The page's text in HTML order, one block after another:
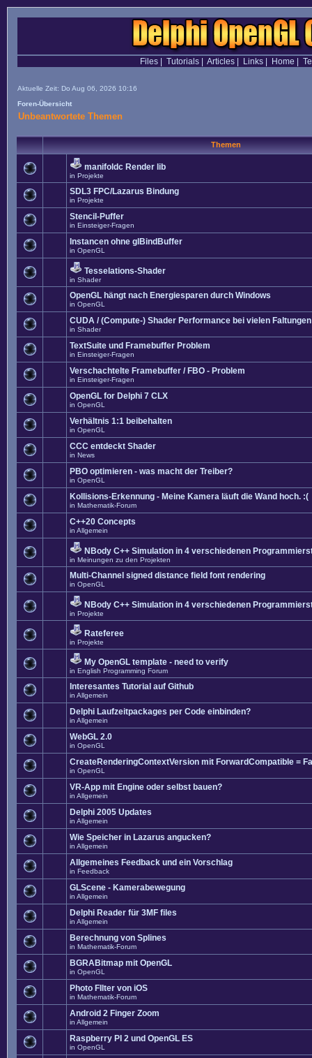
Files| Tutorials| Articles| Links| Home
Aktuelle Zeit: Do Aug 06, 2026 10:16
Foren-Übersicht
Unbeantwortete Themen
Themen
manifoldc Render lib
in Projekte
SDL3 FPC/Lazarus Bindung
in Projekte
Stencil-Puffer
in Einsteiger-Fragen
Instancen ohne glBindBuffer
in OpenGL
Tesselations-Shader
in Shader
OpenGL hängt nach Energiesparen durch Windows
in OpenGL
CUDA / (Compute-) Shader Performance bei vielen Faltungen
in Shader
TextSuite und Framebuffer Problem
in Einsteiger-Fragen
Verschachtelte Framebuffer / FBO - Problem
in Einsteiger-Fragen
OpenGL for Delphi 7 CLX
in OpenGL
Verhältnis 1:1 beibehalten
in OpenGL
CCC entdeckt Shader
in News
PBO optimieren - was macht der Treiber?
in OpenGL
Kollisions-Erkennung - Meine Kamera läuft die Wand hoch. :(
in Mathematik-Forum
C++20 Concepts
in Allgemein
NBody C++ Simulation in 4 verschiedenen
in Meinungen zu den Projekten
Multi-Channel signed distance field font rendering
in OpenGL
NBody C++ Simulation in 4 verschiedenen
in Projekte
Rateferee
in Projekte
My OpenGL template - need to verify
in English Programming Forum
Interesantes Tutorial auf Github
in Allgemein
Delphi Laufzeitpackages per Code einbinden?
in Allgemein
WebGL 2.0
in OpenGL
CreateRenderingContextVersion mit ForwardCompatible =
in OpenGL
VR-App mit Engine oder selbst bauen?
in Allgemein
Delphi 2005 Updates
in Allgemein
Wie Speicher in Lazarus angucken?
in Allgemein
Allgemeines Feedback und ein Vorschlag
in Feedback
GLScene - Kamerabewegung
in Allgemein
Delphi Reader für 3MF files
in Allgemein
Berechnung von Splines
in Mathematik-Forum
BGRABitmap mit OpenGL
in OpenGL
Photo FIlter von iOS
in Mathematik-Forum
Android 2 Finger Zoom
in Allgemein
Raspberry PI 2 und OpenGL ES
in OpenGL